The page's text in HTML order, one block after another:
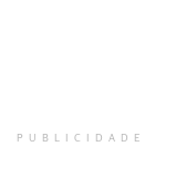
PUBLICIDADE